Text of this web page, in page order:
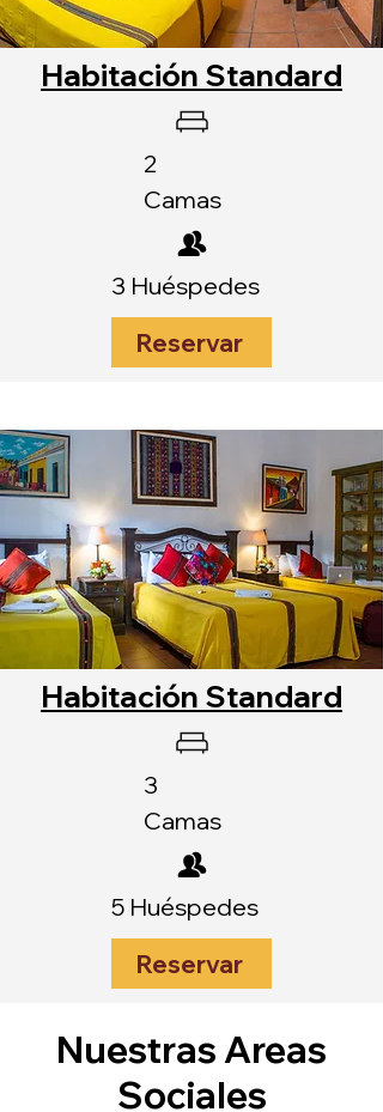
Habitación Standard
2
Camas
3 Huéspedes
Reservar
Habitación Standard
3
Camas
5 Huéspedes
Reservar
Nuestras Areas
Sociales